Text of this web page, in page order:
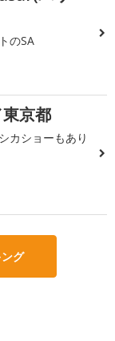
のSA
京都
カショーもあり
グ